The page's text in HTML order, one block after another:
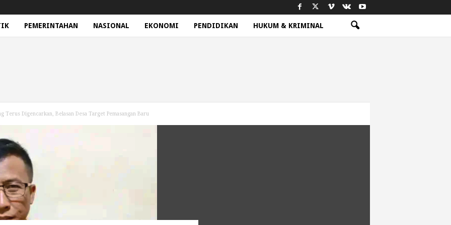
PEMERINTAHAN NASIONAL EKONOMI PENDIDIKAN HUKUM & KRIMINAL
Terus Digencarkan, Belasan Desa Target Pemasangan Baru